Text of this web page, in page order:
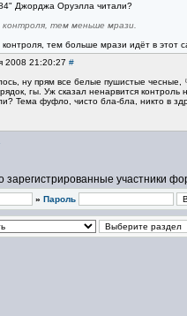
Джорджа Оруэлла читали?
тем меньше мрази.
тем больше мрази идёт в этот
2008 21:20:27 #
ну прям все белые пушистые чесные,
гы. Уж сказал ненарвится
Тема фуфло, чисто бла-бла, никто в
зарегистрированные участники
» Пароль